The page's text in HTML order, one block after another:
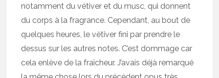
notamment du vétiver et du musc, qui donnent
du corps à la fragrance. Cependant, au bout de
quelques heures, le vétiver fini par prendre le
dessus sur les autres notes. C’est dommage car
cela enlève de la fraîcheur. J’avais déjà remarqué